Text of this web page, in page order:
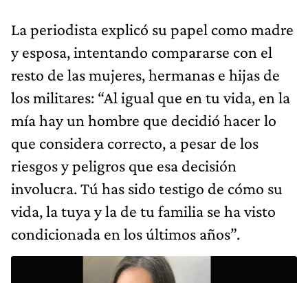
La periodista explicó su papel como madre
y esposa, intentando compararse con el
resto de las mujeres, hermanas e hijas de
los militares: “Al igual que en tu vida, en la
mía hay un hombre que decidió hacer lo
que considera correcto, a pesar de los
riesgos y peligros que esa decisión
involucra. Tú has sido testigo de cómo su
vida, la tuya y la de tu familia se ha visto
condicionada en los últimos años”.